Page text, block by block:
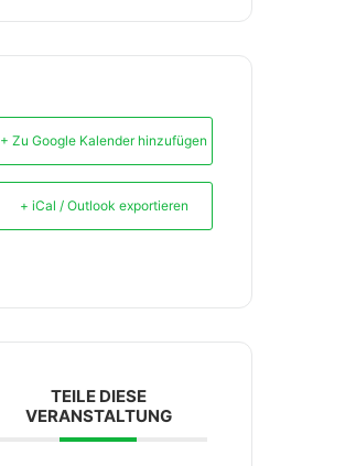
+ Zu Google Kalender hinzufügen
+ iCal / Outlook exportieren
TEILE DIESE
VERANSTALTUNG